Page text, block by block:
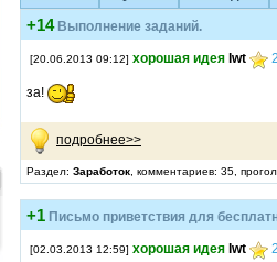
+14Выполнение заданий.
[20.06.2013 09:12] хорошая идея lwt
за!
подробнее>>
Раздел: Заработок , комментариев: 35,
+1 Письмо приветствия для
[02.03.2013 12:59] хорошая идея lwt